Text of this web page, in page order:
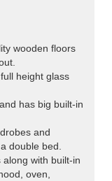
wooden floors
height glass
has big built-in
and
double bed.
with built-in
oven,